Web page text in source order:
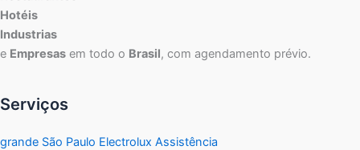
Hotéis
Industrias
e Empresas em todo o Brasil, com agendamento prévio.
Serviços
grande São Paulo Electrolux Assistência